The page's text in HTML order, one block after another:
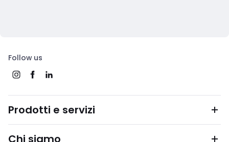
Follow us
Prodotti e servizi
Chi siamo